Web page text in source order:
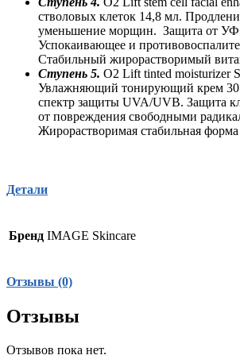
стволовых клеток 14,8 мл.
уменьшение морщин. Защита от УФ
Успокаивающее и
Стабильный жирорастворимый
Ступень 5. O2 Lift tinted moisturizer
Увлажняющий тонирующий крем
спектр защиты UVA/UVB. Защита
от повреждения свободными
Жирорастворимая стабильная
Детали
Бренд IMAGE Skincare
Отзывы (0)
Отзывы
Отзывов пока нет.